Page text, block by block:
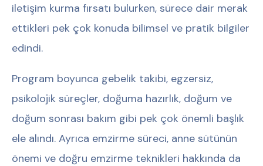
iletişim kurma fırsatı bulurken, sürece dair merak
ettikleri pek çok konuda bilimsel ve pratik bilgiler
edindi.
Program boyunca gebelik takibi, egzersiz,
psikolojik süreçler, doğuma hazırlık, doğum ve
doğum sonrası bakım gibi pek çok önemli başlık
ele alındı. Ayrıca emzirme süreci, anne sütünün
önemi ve doğru emzirme teknikleri hakkında da